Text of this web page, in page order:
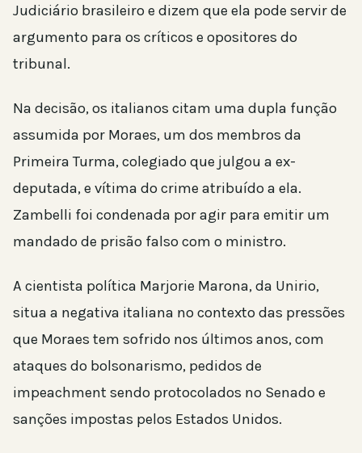
Judiciário brasileiro e dizem que ela pode servir de
argumento para os críticos e opositores do
tribunal.
Na decisão, os italianos citam uma dupla função
assumida por Moraes, um dos membros da
Primeira Turma, colegiado que julgou a ex-
deputada, e vítima do crime atribuído a ela.
Zambelli foi condenada por agir para emitir um
mandado de prisão falso com o ministro.
A cientista política Marjorie Marona, da Unirio,
situa a negativa italiana no contexto das pressões
que Moraes tem sofrido nos últimos anos, com
ataques do bolsonarismo, pedidos de
impeachment sendo protocolados no Senado e
sanções impostas pelos Estados Unidos.